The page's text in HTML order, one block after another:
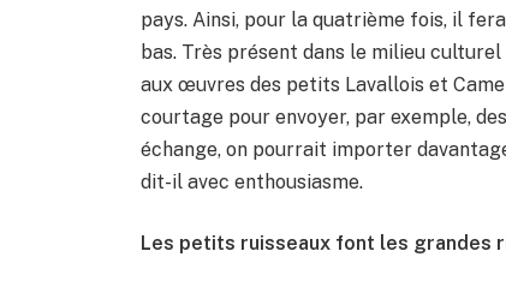
pays. Ainsi, pour la quatrième fois, il
bas. Très présent dans le milieu
aux œuvres des petits Lavallois et
courtage pour envoyer, par exemple,
échange, on pourrait importer
dit-il avec enthousiasme.
Les petits ruisseaux font les grandes